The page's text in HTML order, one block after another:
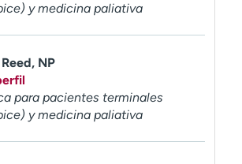
y medicina paliativa
NP
para pacientes terminales
y medicina paliativa